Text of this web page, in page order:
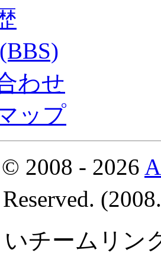
わせ
ップ
2008 - 2026
チームリン